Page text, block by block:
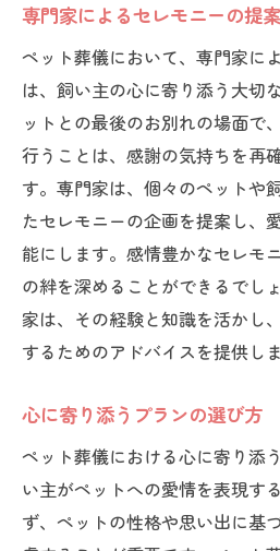
専門家によるセレモニーの提案
ペット葬儀において、専門家に
は、飼い主の心に寄り添う大切
ットとの最後のお別れの場面で
行うことは、感謝の気持ちを再
す。専門家は、個々のペットや
たセレモニーの企画を提案し、
能にします。感情豊かなセレモ
の絆を深めることができるでし
家は、その経験と知識を活かし
するためのアドバイスを提供しま
心に寄り添うプランの選び方
ペット葬儀における心に寄り添
い主がペットへの愛情を表現す
ず、ペットの性格や思い出に基